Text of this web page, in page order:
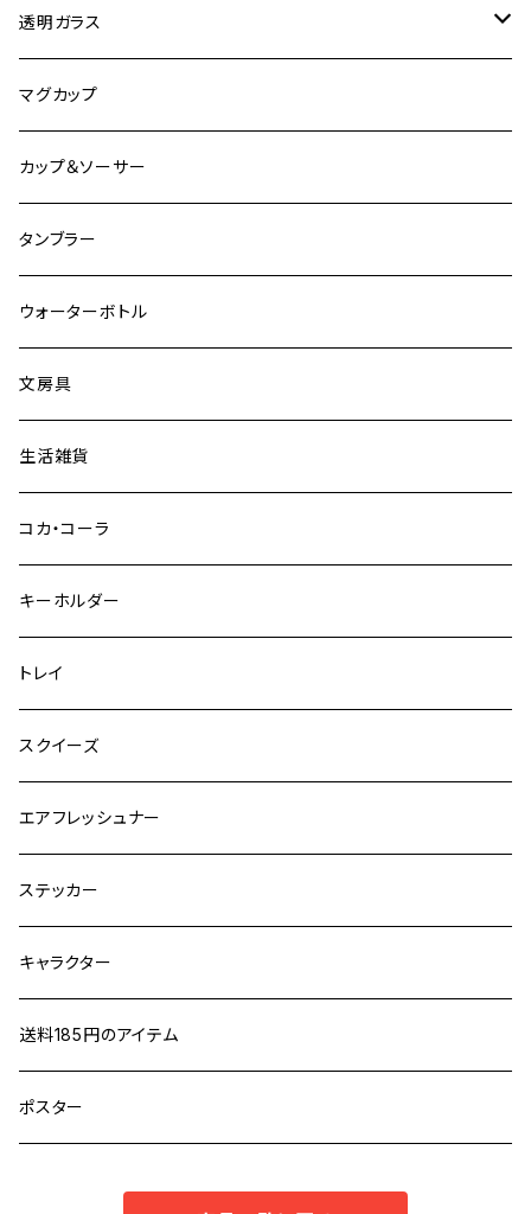
観光
ビンテージ加工
その他
ヘーゼルアトラス
ファイヤーキング
グラスベイク
透明ガラス
アンカーホッキング
グラスベイク
マグカップ
カップ＆ソーサー
タンブラー
ウォーターボトル
文房具
生活雑貨
コカ・コーラ
キーホルダー
トレイ
スクイーズ
エアフレッシュナー
ステッカー
キャラクター
送料185円のアイテム
ポスター